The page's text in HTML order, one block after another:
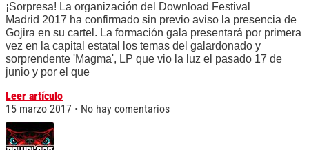
¡Sorpresa! La organización del Download Festival
Madrid 2017 ha confirmado sin previo aviso la presencia de
Gojira en su cartel. La formación gala presentará por primera
vez en la capital estatal los temas del galardonado y
sorprendente 'Magma', LP que vio la luz el pasado 17 de
junio y por el que
Leer artículo
15 marzo 2017
No hay comentarios